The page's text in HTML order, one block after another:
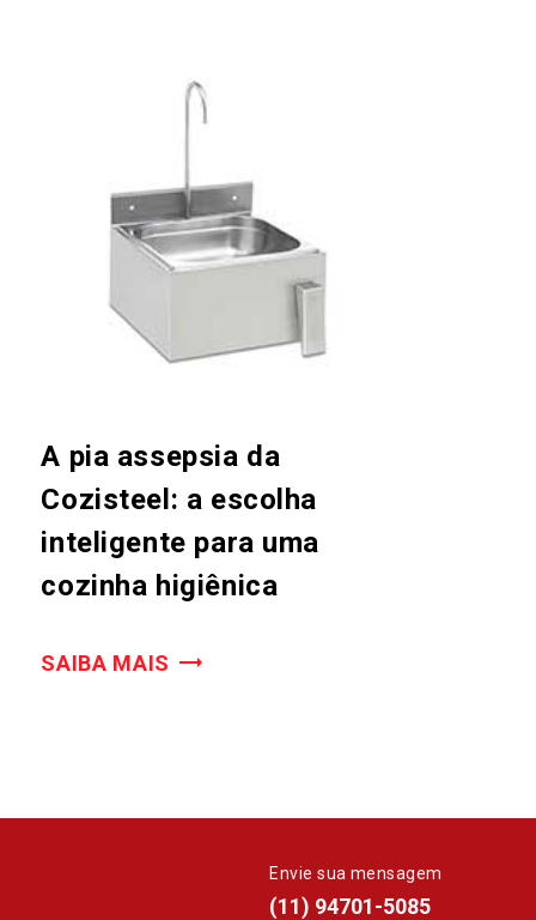
A pia assepsia da
Cozisteel: a escolha
inteligente para uma
cozinha higiênica
SAIBA MAIS
Envie sua mensagem
(11) 94701-5085